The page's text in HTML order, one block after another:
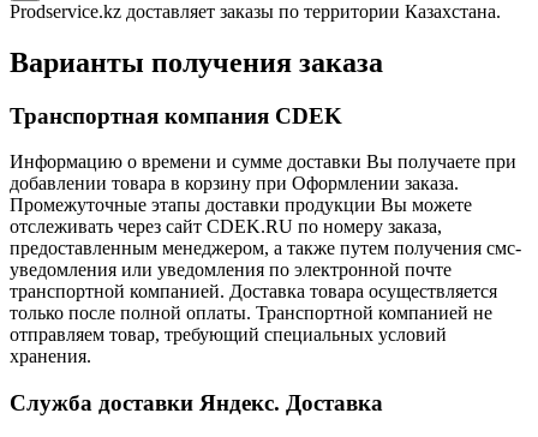
Prodservice.kz доставляет заказы по территории Казахстана.
Варианты получения заказа
Транспортная компания CDEK
Информацию о времени и сумме доставки Вы получаете при
добавлении товара в корзину при Оформлении заказа.
Промежуточные этапы доставки продукции Вы можете
отслеживать через сайт CDEK.RU по номеру заказа,
предоставленным менеджером, а также путем получения смс-
уведомления или уведомления по электронной почте
транспортной компанией. Доставка товара осуществляется
только после полной оплаты. Транспортной компанией не
отправляем товар, требующий специальных условий
хранения.
Служба доставки Яндекс. Доставка